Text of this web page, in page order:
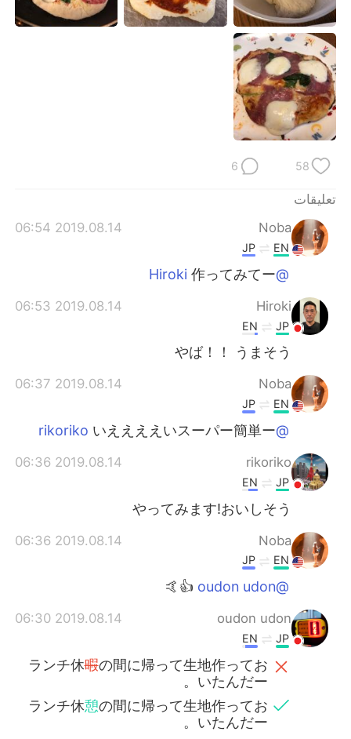
58
6
تعليقات
Noba
2019.08.14 06:54
EN
JP
@Hiroki
作ってみてー
Hiroki
2019.08.14 06:53
JP
EN
やば！！ うまそう
Noba
2019.08.14 06:37
EN
JP
@rikoriko
いええええいスーパー簡単ー
rikoriko
2019.08.14 06:36
JP
EN
やってみます!おいしそう
Noba
2019.08.14 06:36
EN
JP
@oudon udon
👍🤙
oudon udon
2019.08.14 06:30
JP
EN
ランチ休暇の間に帰って生地作ってお
いたんだー。
ランチ休憩の間に帰って生地作ってお
いたんだー。